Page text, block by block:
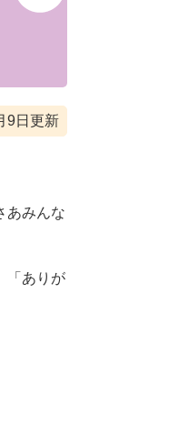
9日更新
あみんな
「ありが